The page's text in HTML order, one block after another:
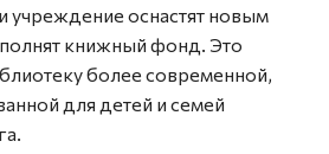
учреждение оснастят новым
книжный фонд. Это
более современной,
для детей и семей